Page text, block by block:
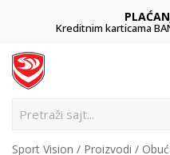
Kreditnim karticama
Pretraži sajt...
Sport Vision Proizvodi